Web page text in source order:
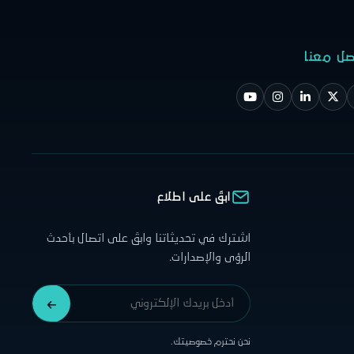
معنا
ابقَ على اطلاع
اشترك في تحديثاتنا وابقَ على اتصال بأحدث
الرؤى والإصدارات.
نحن نحترم خصوصيتك.